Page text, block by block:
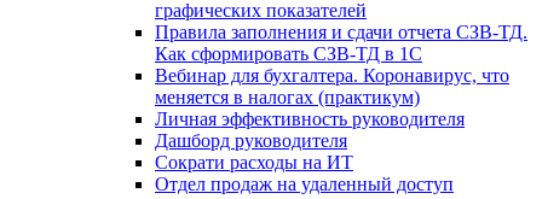
графических показателей
Правила заполнения и сдачи отчета СЗВ-ТД.
Как сформировать СЗВ-ТД в 1С
Вебинар для бухгалтера. Коронавирус, что
меняется в налогах (практикум)
Личная эффективность руководителя
Дашборд руководителя
Сократи расходы на ИТ
Отдел продаж на удаленный доступ